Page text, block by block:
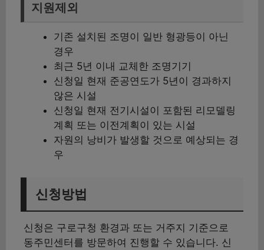
지원제외
기존 설치된 조명이 일반 형광등이 아닌
경우
최근 5년 이내 교체한 조명기기
신청일 현재 준공연도가 5년이 경과하지
않은 시설
신청일 현재 전기시설이 포함된 리모델링
계획 또는 이전계획이 있는 시설
자원의 낭비가 발생할 것으로 예상되는 경
우
신청방법
신청은 구로구청 환경과 또는 거주지 기준으로
동주민센터를 방문하여 진행할 수 있습니다. 신